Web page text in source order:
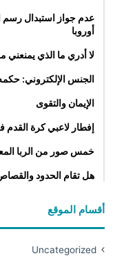
عدم جواز استبدال رسم
أوروبا
لا أدري ما الذي يمنعني
الجنس الإلكتروني:
الإيمان والتقوى
إفطار لاعبي كرة
خمس صور من الربا
هل تقام الحدود
أقسام الموقع
Uncategorized